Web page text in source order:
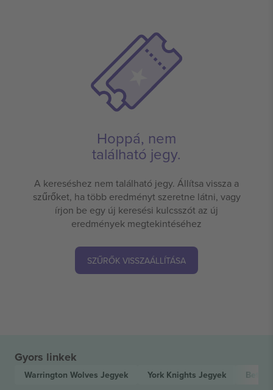
Hoppá, nem
található jegy.
A kereséshez nem található jegy. Állítsa vissza a
szűrőket, ha több eredményt szeretne látni, vagy
írjon be egy új keresési kulcsszót az új
eredmények megtekintéséhez
SZŰRŐK VISSZAÁLLÍTÁSA
Gyors linkek
Warrington Wolves Jegyek York Knights Jegyek